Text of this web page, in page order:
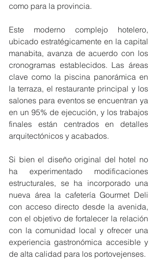
como para la provincia.
Este moderno complejo hotelero,
ubicado estratégicamente en la capital
manabita, avanza de acuerdo con los
cronogramas establecidos. Las áreas
clave como la piscina panorámica en
la terraza, el restaurante principal y los
salones para eventos se encuentran ya
en un 95% de ejecución, y los trabajos
finales están centrados en detalles
arquitectónicos y acabados.
Si bien el diseño original del hotel no
ha experimentado modificaciones
estructurales, se ha incorporado una
nueva área la cafetería Gourmet Deli
con acceso directo desde la avenida,
con el objetivo de fortalecer la relación
con la comunidad local y ofrecer una
experiencia gastronómica accesible y
de alta calidad para los portovejenses.